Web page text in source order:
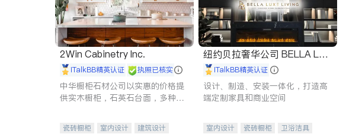
2Win Cabinetry Inc.
iTalkBB精英认证 执照已核实
中华橱柜石材公司以实惠的价格提
供实木橱柜，石英石台面，多种优
机。品质厨房，家的选择。
瓷砖橱柜 室内设计
建筑设计
纽约贝拉奢华公司 BELLA LUX
E iTalkBB精英认证
设计、制造、安装一体化，打造高
端定制家具和商业空间
室内设计 瓷砖橱柜
卫浴洁具